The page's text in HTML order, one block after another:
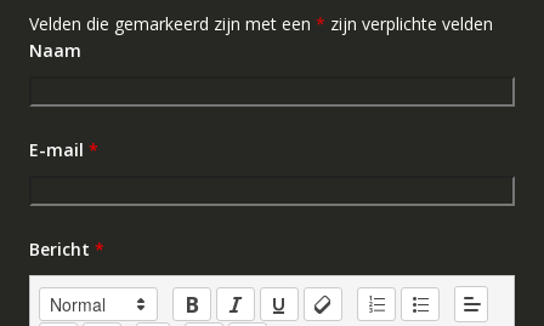
Velden die gemarkeerd zijn met een * zijn verplichte velden
Naam
E-mail *
Bericht *